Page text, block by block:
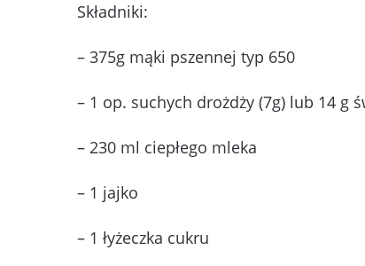
Składniki:
– 375g mąki pszennej typ 650
– 1 op. suchych drożdży (7g) lub 14 g
– 230 ml ciepłego mleka
– 1 jajko
– 1 łyżeczka cukru